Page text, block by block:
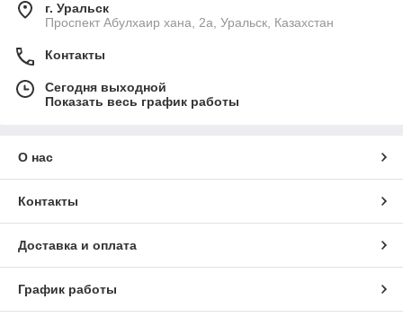
г. Уральск
Проспект Абулхаир хана, 2а, Уральск, Казахстан
Контакты
Сегодня выходной
Показать весь график работы
О нас
Контакты
Доставка и оплата
График работы